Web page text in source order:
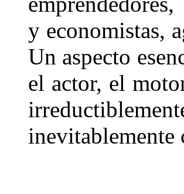
y economistas,
Un aspecto
el actor, el